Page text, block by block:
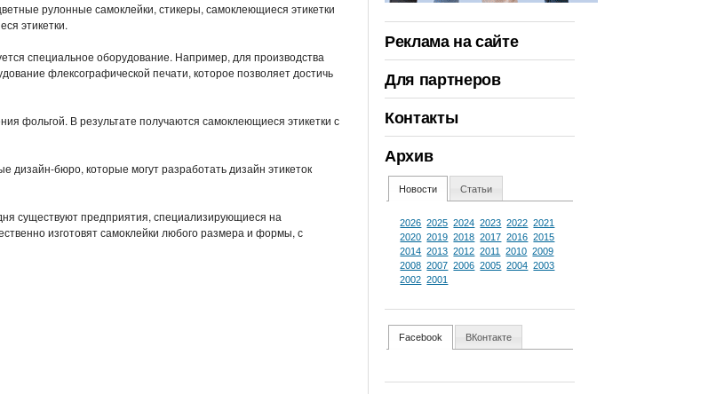
Реклама на сайте
Для партнеров
Контакты
Архив
Новости Статьи
2026 2025 2024 2023 2022 2021
2020 2019 2018 2017 2016 2015
2014 2013 2012 2011 2010 2009
2008 2007 2006 2005 2004 2003
2002 2001
Facebook ВКонтакте
рулонные самоклейки, стикеры, самоклеющиеся этикетки
этикетки.
специальное оборудование. Например, для производства
флексографической печати, которое позволяет достичь
фольгой. В результате получаются самоклеющиеся этикетки с
дизайн-бюро, которые могут разработать дизайн этикеток
существуют предприятия, специализирующиеся на
изготовят самоклейки любого размера и формы, с